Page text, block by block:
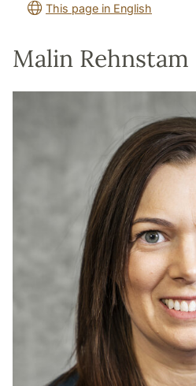
This page in English
Malin Rehnstam